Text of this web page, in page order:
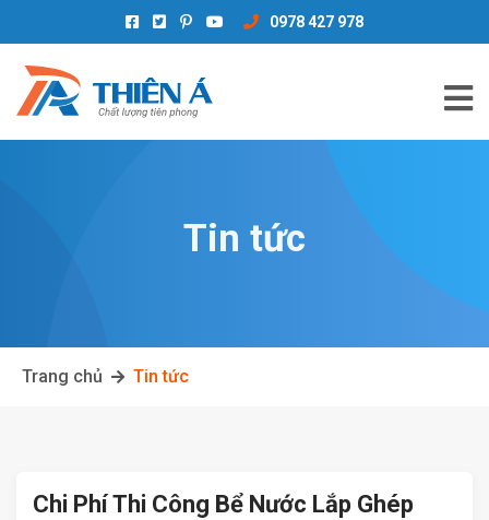
0978 427 978
Tin tức
Trang chủ Tin tức
Chi Phí Thi Công Bể Nước Lắp Ghép